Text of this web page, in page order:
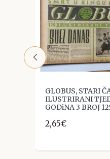
GLOBUS, STARI
ILUSTRIRANI
GODiNA 3 BROJ
2,65€